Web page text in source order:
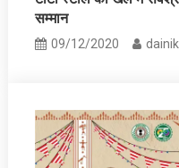
सम्मान
09/12/2020